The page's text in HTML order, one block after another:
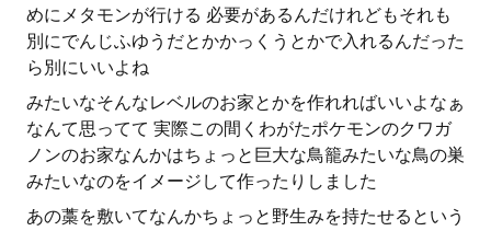
めにメタモンが行ける 必要があるんだけれどもそれも
別にでんじふゆうだとかかっくうとかで入れるんだった
ら別にいいよね
みたいなそんなレベルのお家とかを作れればいいよなぁ
なんて思ってて 実際この間くわがたポケモンのクワガ
ノンのお家なんかはちょっと巨大な鳥籠みたいな鳥の巣
みたいなのをイメージして作ったりしました
あの藁を敷いてなんかちょっと野生みを持たせるという